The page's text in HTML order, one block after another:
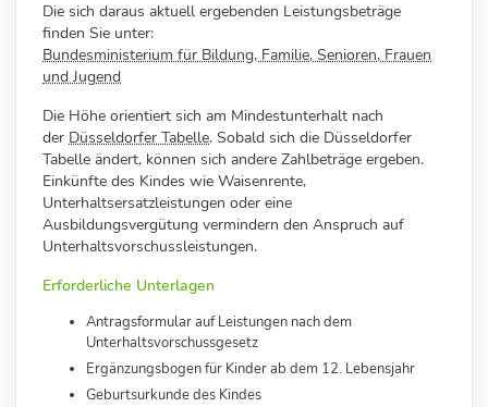
Die sich daraus aktuell ergebenden Leistungsbeträge
finden Sie unter:
Bundesministerium für Bildung, Familie, Senioren, Frauen
und Jugend
Die Höhe orientiert sich am Mindestunterhalt nach
der Düsseldorfer Tabelle. Sobald sich die Düsseldorfer
Tabelle ändert, können sich andere Zahlbeträge ergeben.
Einkünfte des Kindes wie Waisenrente,
Unterhaltsersatzleistungen oder eine
Ausbildungsvergütung vermindern den Anspruch auf
Unterhaltsvorschussleistungen.
Erforderliche Unterlagen
Antragsformular auf Leistungen nach dem
Unterhaltsvorschussgesetz
Ergänzungsbogen für Kinder ab dem 12. Lebensjahr
Geburtsurkunde des Kindes